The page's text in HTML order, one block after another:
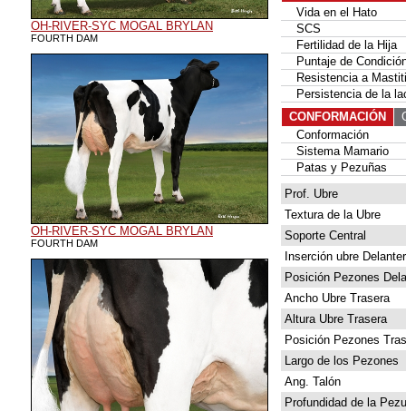
OH-RIVER-SYC MOGAL BRYLAN
FOURTH DAM
OH-RIVER-SYC MOGAL BRYLAN
FOURTH DAM
Vida en el Hato
SCS
Fertilidad de la Hija
Puntaje de
Resistencia a
Persistencia de la
CONFORMACIÓN
Conformación
Sistema Mamario
Patas y Pezuñas
Prof. Ubre
Textura de la Ubre
Soporte Central
Inserción ubre
Posición Pezones
Ancho Ubre Trasera
Altura Ubre Trasera
Posición Pezones
Largo de los Pezones
Ang. Talón
Profundidad de la